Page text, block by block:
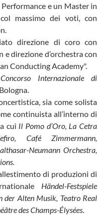
e un Master in
massimo dei voti, con
direzione di coro con
e direzione d’orchestra con
Conducting Academy".
Internazionale di
sia come solista
continuista all’interno di
cui Il Pomo d’Oro, La Cetra
Café Zimmermann,
Neumann Orchestra,
di produzioni di
Händel-Festspiele
der Alten Musik, Teatro Real
des Champs-Élysées